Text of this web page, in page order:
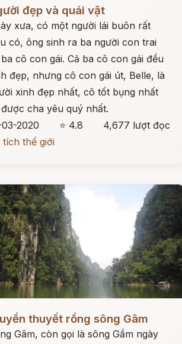
đẹp và quái vật
xưa, có một người lái buôn rất
có, ông sinh ra ba người con trai
cô con gái. Cả ba cô con gái đều
đẹp, nhưng cô con gái út, Belle, là
xinh đẹp nhất, cô tốt bụng nhất
cha yêu quý nhất.
2020
⭐ 4.8
4,677 lượt đọc
tích thế giới
thuyết rồng sông Gâm
Gâm, còn gọi là sông Gầm ngày